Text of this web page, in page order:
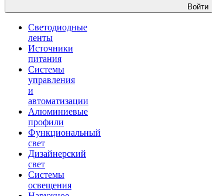
Войти
Светодиодные
ленты
Источники
питания
Системы
управления
и
автоматизации
Алюминиевые
профили
Функциональный
свет
Дизайнерский
свет
Системы
освещения